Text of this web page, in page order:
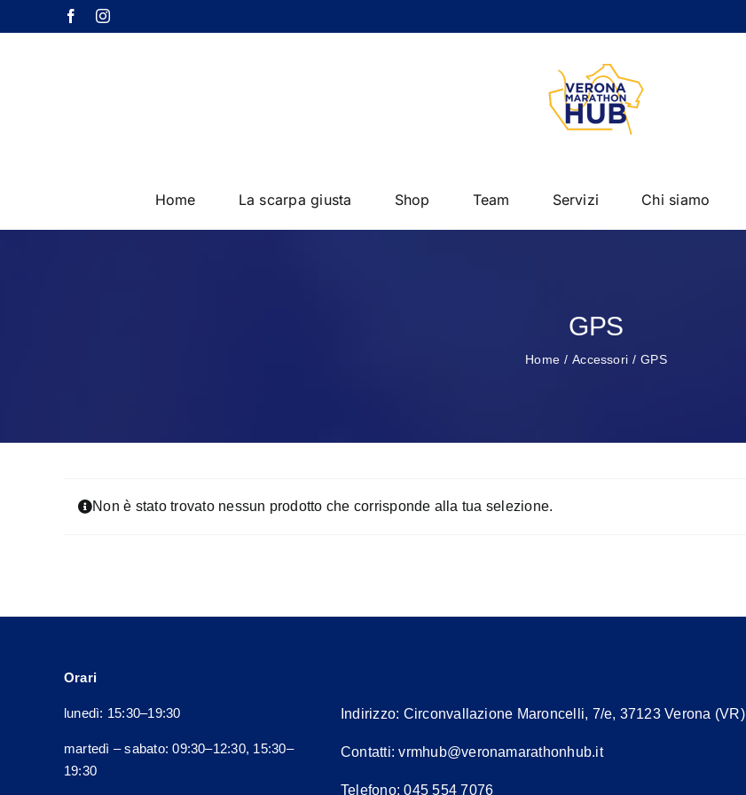
al
FacebookInstagram
Home La scarpa giusta Shop Team Servizi Chi siamo
GPS
Home Accessori GPS
Non è stato trovato nessun prodotto che corrisponde alla tua selezione.
Orari
lunedì: 15:30–19:30
martedì – sabato: 09:30–12:30, 15:30–
19:30
Indirizzo: Circonvallazione Maroncelli, 7/e, 37123 Verona (VR)
Contatti:vrmhub@veronamarathonhub.it
Telefono: 045 554 7076